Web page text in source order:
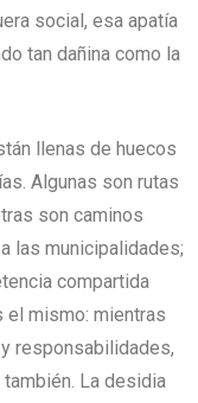
social, esa apatía
tan dañina como la
llenas de huecos
Algunas son rutas
son caminos
las municipalidades;
compartida
el mismo: mientras
responsabilidades,
La desidia